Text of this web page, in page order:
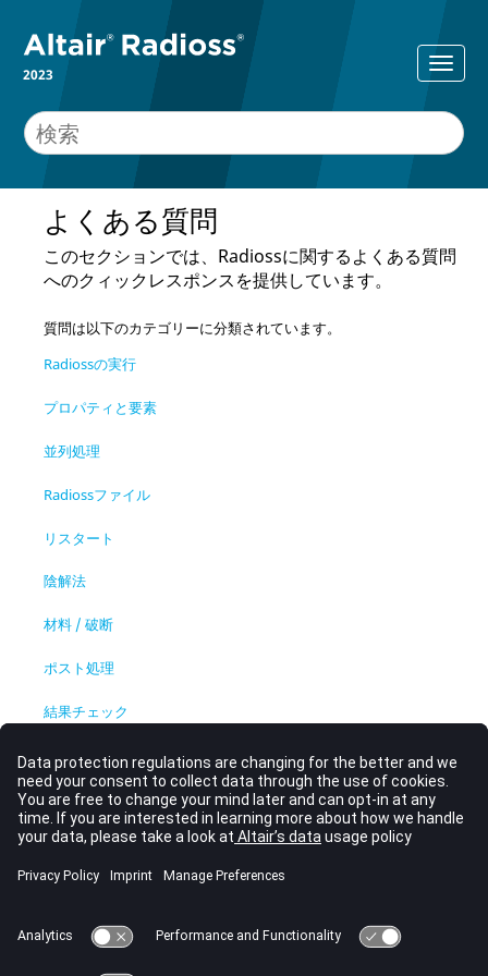
2023
よくある質問
このセクションでは、 Radiossに関するよくある質問
へのクィックレスポンスを提供しています。
質問は以下のカテゴリーに分類されています。
Radiossの実行
プロパティと要素
並列処理
Radiossファイル
リスタート
陰解法
材料 / 破断
ポスト処理
結果チェック
接触インターフェース
時間ステップ
初期応力
運動条件
ユーザーサブルーチン